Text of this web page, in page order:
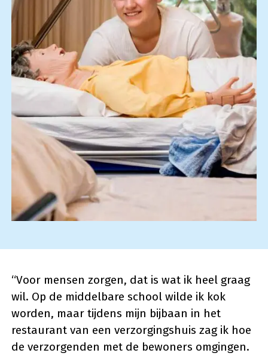
“Voor mensen zorgen, dat is wat ik heel graag
wil. Op de middelbare school wilde ik kok
worden, maar tijdens mijn bijbaan in het
restaurant van een verzorgingshuis zag ik hoe
de verzorgenden met de bewoners omgingen.